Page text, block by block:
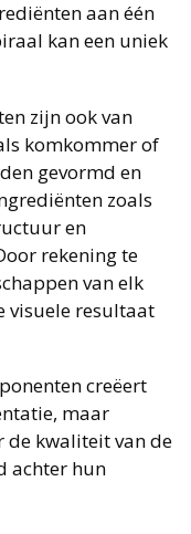
aan één
kan een uniek
zijn ook van
komkommer of
gevormd en
zoals
en
rekening te
van elk
visuele resultaat
creëert
maar
de kwaliteit van de
achter hun